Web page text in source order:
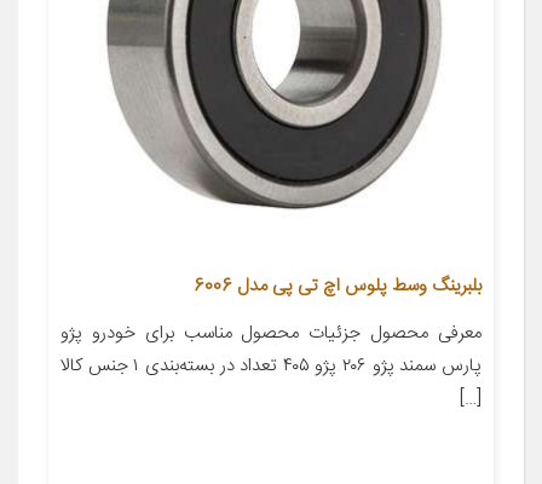
بلبرینگ وسط پلوس اچ تی پی مدل 6006
معرفی محصول جزئیات محصول مناسب برای خودرو پژو
پارس سمند پژو ۲۰۶ پژو ۴۰۵ تعداد در بسته‌بندی ۱ جنس کالا
[…]